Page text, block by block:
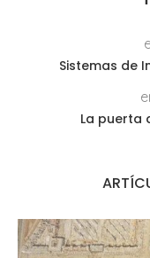
Sistemas de
La puerta